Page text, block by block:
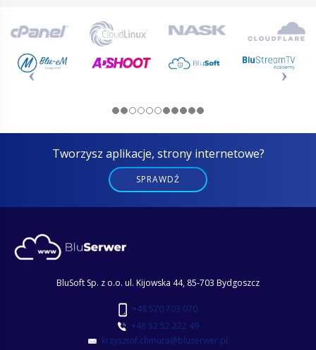
Tworzysz aplikacje, strony internetowe?
SPRAWDŹ
BluSoft Sp. z o.o. ul. Kijowska 44, 85-703 Bydgoszcz
+48 570 703 070
+48 52 52 222 49
krzysztof.chmura@bluserwer.pl